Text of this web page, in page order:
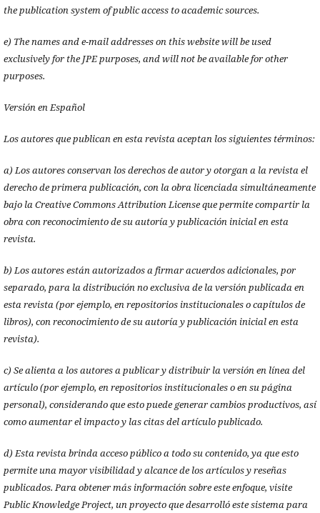
the publication system of public access to academic sources.
e) The names and e-mail addresses on this website will be used
exclusively for the JPE purposes, and will not be available for other
purposes.
Versión en Español
Los autores que publican en esta revista aceptan los siguientes términos:
a) Los autores conservan los derechos de autor y otorgan a la revista el
derecho de primera publicación, con la obra licenciada simultáneamente
bajo la Creative Commons Attribution License que permite compartir la
obra con reconocimiento de su autoría y publicación inicial en esta
revista.
b) Los autores están autorizados a firmar acuerdos adicionales, por
separado, para la distribución no exclusiva de la versión publicada en
esta revista (por ejemplo, en repositorios institucionales o capítulos de
libros), con reconocimiento de su autoría y publicación inicial en esta
revista).
c) Se alienta a los autores a publicar y distribuir la versión en línea del
artículo (por ejemplo, en repositorios institucionales o en su página
personal), considerando que esto puede generar cambios productivos, así
como aumentar el impacto y las citas del artículo publicado.
d) Esta revista brinda acceso público a todo su contenido, ya que esto
permite una mayor visibilidad y alcance de los artículos y reseñas
publicados. Para obtener más información sobre este enfoque, visite
Public Knowledge Project, un proyecto que desarrolló este sistema para